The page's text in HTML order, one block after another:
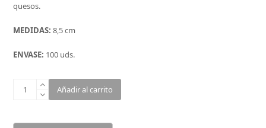
quesos.
MEDIDAS: 8,5 cm
ENVASE: 100 uds.
TENEDOR
2
Añadir al carrito